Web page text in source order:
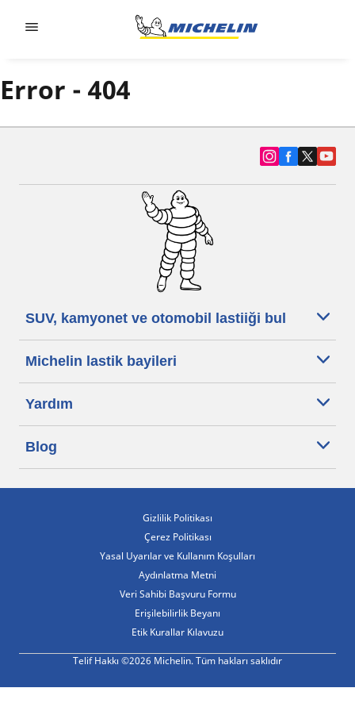
Error - 404
SUV, kamyonet ve otomobil lastiiği bul
Michelin lastik bayileri
Yardım
Blog
Gizlilik Politikası
Çerez Politikası
Yasal Uyarılar ve Kullanım Koşulları
Aydınlatma Metni
Veri Sahibi Başvuru Formu
Erişilebilirlik Beyanı
Etik Kurallar Kılavuzu
Telif Hakkı ©2026 Michelin. Tüm hakları saklıdır